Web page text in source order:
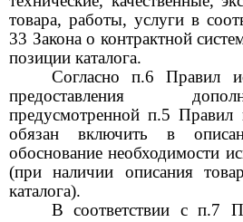
товара, работы, услуги в
33 Закона о контрактной
позиции каталога.
Согласно п.6 Правил
предоставления
предусмотренной п.5 Правил
обязан включить в
обоснование необходимости
(при наличии описания
каталога).
В соответствии с п.7